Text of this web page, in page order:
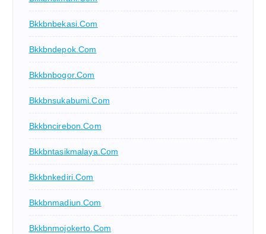
Bkkbnbekasi.com
Bkkbndepok.com
Bkkbnbogor.com
Bkkbnsukabumi.com
Bkkbncirebon.com
Bkkbntasikmalaya.com
Bkkbnkediri.com
Bkkbnmadiun.com
Bkkbnmojokerto.com